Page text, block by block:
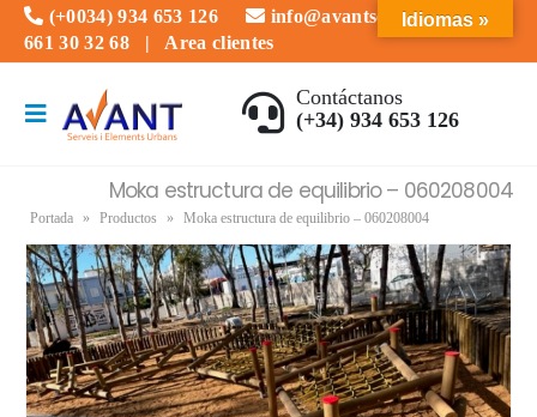
(+0034) 934 653 126
info@avantserveis.com
661 30 32 68 | Area clientes
Contáctanos
(+34) 934 653 126
Moka estructura de equilibrio – 060208004
Portada » Productos » Moka estructura de equilibrio – 060208004
Idiomas »